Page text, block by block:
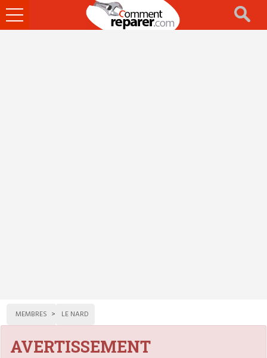
Ouvrir
le
MEMBRES LE NARD
AVERTISSEMENT